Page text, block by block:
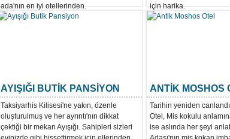
ada'nın en iyi otellerinden.
için harika.
AYIŞIĞI BUTİK PANSİYON
Taksiyarhis Kilisesi'ne yakın, özenle
oluşturulmuş ve her ayrıntı'nın dikkat
çektiği bir mekan Ayışığı. Sahipleri sizleri
ANTİK MOSHOS
Tarihin yeniden
Otel, Mis kokulu
ise aslında her şeyi